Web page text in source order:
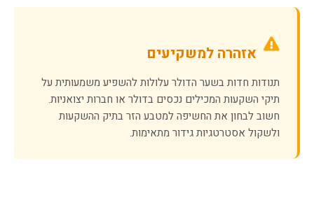
אזהרה למשקיעים
תנודות חדות בשער הדולר עלולות להשפיע משמעותית על
תיקי השקעות המכילים נכסים בדולר או חברות יצואניות.
חשוב לבחון את החשיפה למטבע הזר בתיק ההשקעות
ולשקול אסטרטגיות גידור מתאימות.